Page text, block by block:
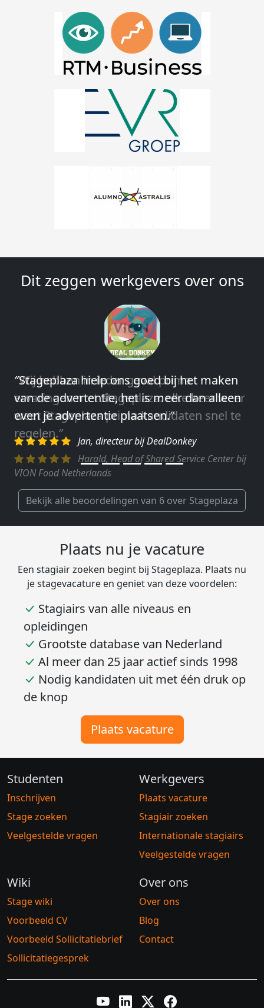
Dit zeggen werkgevers over ons
″Wij hebben in ieder geval prima
ervaringen met Stageplaza: elke keer weer
weet Stageplaza prima kandidaten snel te
regelen.″
Harald, Head of Shared Service Center bij
VION Food Netherlands
Bekijk alle beoordelingen van 6 over Stageplaza
Plaats nu je vacature
Een stagiair zoeken begint bij Stageplaza. Plaats nu
je stagevacature en geniet van deze voordelen:
Stagiairs van alle niveaus en
opleidingen
Grootste database van Nederland
Al meer dan 25 jaar actief sinds 1998
Nodig kandidaten uit met één druk op
de knop
Plaats vacature
Studenten
Inschrijven
Stage zoeken
Veelgestelde vragen
Werkgevers
Plaats vacature
Stagiair zoeken
Internationale stagiairs
Veelgestelde vragen
Wiki
Stage wiki
Voorbeeld CV
Voorbeeld Sollicitatiebrief
Sollicitatiegesprek
Over ons
Over ons
Blog
Contact
YouTubeLinkedInTwitter XFacebook